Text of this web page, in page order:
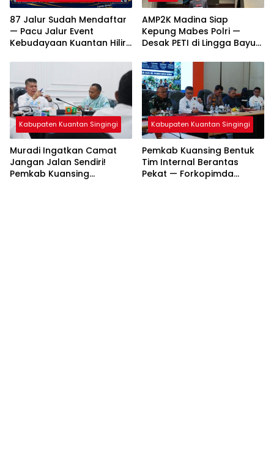
87 Jalur Sudah Mendaftar
— Pacu Jalur Event
Kebudayaan Kuantan Hilir
Rekor Peserta
AMP2K Madina Siap
Kepung Mabes Polri —
Desak PETI di Lingga Bayu
Tuntas
Kabupaten Kuantan Singingi
Muradi Ingatkan Camat
Jangan Jalan Sendiri!
Pemkab Kuansing
Kabupaten Kuantan Singingi
Pemkab Kuansing Bentuk
Tim Internal Berantas
Pekat — Forkopimda